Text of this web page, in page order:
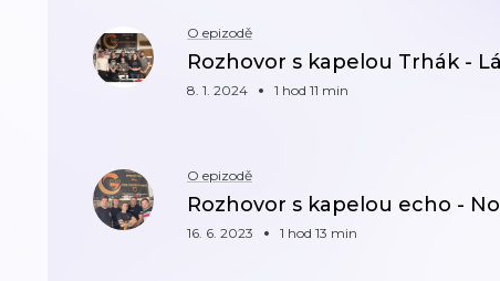
O epizodě
Rozhovor s kapelou Trhák -
8. 1. 2024 1 hod 11 min
O epizodě
Rozhovor s kapelou echo -
16. 6. 2023 1 hod 13 min